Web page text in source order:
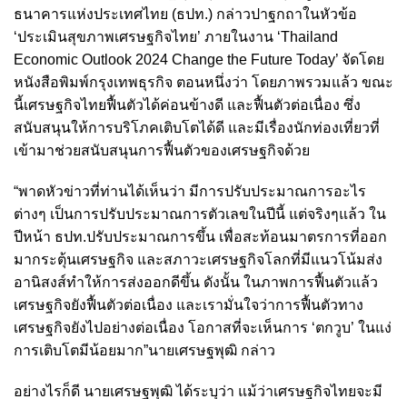
ธนาคารแห่งประเทศไทย (ธปท.) กล่าวปาฐกถาในหัวข้อ
‘ประเมินสุขภาพเศรษฐกิจไทย’ ภายในงาน ‘Thailand
Economic Outlook 2024 Change the Future Today’ จัดโดย
หนังสือพิมพ์กรุงเทพธุรกิจ ตอนหนึ่งว่า โดยภาพรวมแล้ว ขณะ
นี้เศรษฐกิจไทยฟื้นตัวได้ค่อนข้างดี และฟื้นตัวต่อเนื่อง ซึ่ง
สนับสนุนให้การบริโภคเติบโตได้ดี และมีเรื่องนักท่องเที่ยวที่
เข้ามาช่วยสนับสนุนการฟื้นตัวของเศรษฐกิจด้วย
“พาดหัวข่าวที่ท่านได้เห็นว่า มีการปรับประมาณการอะไร
ต่างๆ เป็นการปรับประมาณการตัวเลขในปีนี้ แต่จริงๆแล้ว ใน
ปีหน้า ธปท.ปรับประมาณการขึ้น เพื่อสะท้อนมาตรการที่ออก
มากระตุ้นเศรษฐกิจ และสภาวะเศรษฐกิจโลกที่มีแนวโน้มส่ง
อานิสงส์ทำให้การส่งออกดีขึ้น ดังนั้น ในภาพการฟื้นตัวแล้ว
เศรษฐกิจยังฟื้นตัวต่อเนื่อง และเรามั่นใจว่าการฟื้นตัวทาง
เศรษฐกิจยังไปอย่างต่อเนื่อง โอกาสที่จะเห็นการ ‘ตกวูบ’ ในแง่
การเติบโตมีน้อยมาก”นายเศรษฐพุฒิ กล่าว
อย่างไรก็ดี นายเศรษฐพุฒิ ได้ระบุว่า แม้ว่าเศรษฐกิจไทยจะมี